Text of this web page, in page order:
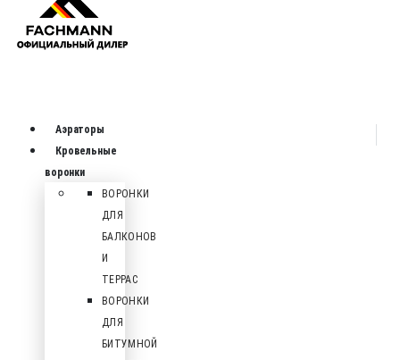
Аэраторы
Кровельные
воронки
ВОРОНКИ
ДЛЯ
БАЛКОНОВ
И
ТЕРРАС
ВОРОНКИ
ДЛЯ
БИТУМНОЙ